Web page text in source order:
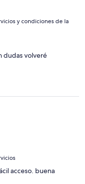
y condiciones de la
dudas volveré
acceso. buena